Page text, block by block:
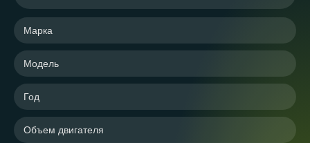
Марка
Модель
Год
Объем двигателя